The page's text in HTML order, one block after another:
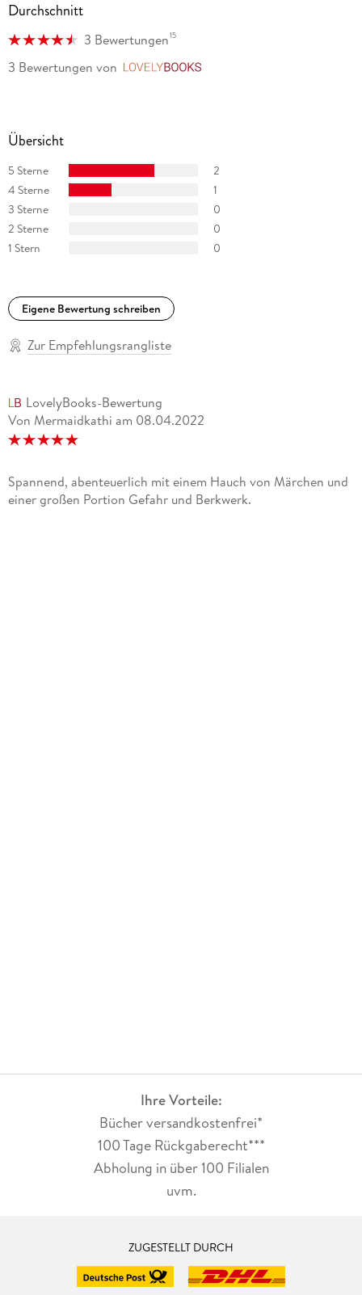
Durchschnitt
3 Bewertungen15
3 Bewertungen von
Übersicht
5 Sterne
2
4 Sterne
1
3 Sterne
0
2 Sterne
0
1 Stern
0
Eigene Bewertung schreiben
Zur Empfehlungsrangliste
LovelyBooks-Bewertung
Von Mermaidkathi am 08.04.2022
Spannend, abenteuerlich mit einem Hauch von Märchen und
einer großen Portion Gefahr und Berkwerk.
Ihre Vorteile:
Bücher versandkostenfrei*
100 Tage Rückgaberecht***
Abholung in über 100 Filialen
uvm.
ZUGESTELLT DURCH